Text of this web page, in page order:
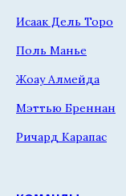
Исаак Дель Торо
Поль Манье
Жоау Алмейда
Мэттью Бреннан
Ричард Карапас